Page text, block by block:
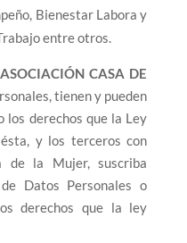
Bienestar Labora y
entre otros.
CASA DE
tienen y pueden
los derechos que la Ley
y los terceros con
de la Mujer, suscriba
Datos Personales o
derechos que la ley